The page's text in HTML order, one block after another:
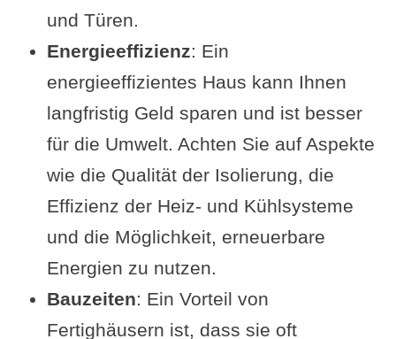
und Türen.
Energieeffizienz: Ein
energieeffizientes Haus kann Ihnen
langfristig Geld sparen und ist besser
für die Umwelt. Achten Sie auf Aspekte
wie die Qualität der Isolierung, die
Effizienz der Heiz- und Kühlsysteme
und die Möglichkeit, erneuerbare
Energien zu nutzen.
Bauzeiten: Ein Vorteil von
Fertighäusern ist, dass sie oft